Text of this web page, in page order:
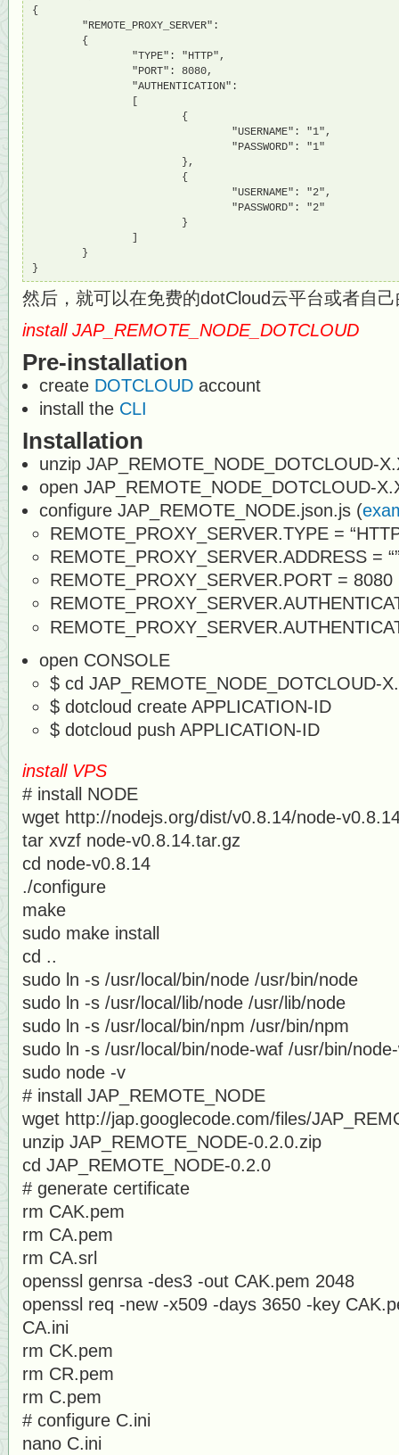
{
"REMOTE_PROXY_SERVER":
{
"TYPE": "HTTP",
"PORT": 8080,
"AUTHENTICATION":
{
"USERNAME": "1",
"PASSWORD": "1"
},
{
"USERNAME": "2",
"PASSWORD": "2"
}
}
}
然后，就可以在免费的dotCloud云平台或者自
install JAP_REMOTE_NODE_DOTCLOUD
Pre-installation
create DOTCLOUD account
install the CLI
Installation
unzip JAP_REMOTE_NODE_DOTCLOUD-
open JAP_REMOTE_NODE_DOTCLOUD-
configure JAP_REMOTE_NODE.json.js (
REMOTE_PROXY_SERVER.TYPE =
REMOTE_PROXY_SERVER.ADDRESS =
REMOTE_PROXY_SERVER.PORT = 8080
open CONSOLE
$ cd JAP_REMOTE_NODE_DOTCLOUD-
$ dotcloud create APPLICATION-ID
$ dotcloud push APPLICATION-ID
install VPS
# install NODE
wget http://nodejs.org/dist/v0.8.14/node-
tar xvzf node-v0.8.14.tar.gz
cd node-v0.8.14
./configure
make
sudo make install
cd ..
sudo ln -s /usr/local/bin/node /usr/bin/node
sudo ln -s /usr/local/lib/node /usr/lib/node
sudo ln -s /usr/local/bin/npm /usr/bin/npm
sudo ln -s /usr/local/bin/node-waf /usr/bin/
sudo node -v
# install JAP_REMOTE_NODE
wget http://jap.googlecode.com/files/
unzip JAP_REMOTE_NODE-0.2.0.zip
cd JAP_REMOTE_NODE-0.2.0
# generate certificate
rm CAK.pem
rm CA.pem
rm CA.srl
openssl genrsa -des3 -out CAK.pem 2048
openssl req -new -x509 -days 3650 -key
CA.ini
rm CK.pem
rm CR.pem
rm C.pem
# configure C.ini
nano C.ini